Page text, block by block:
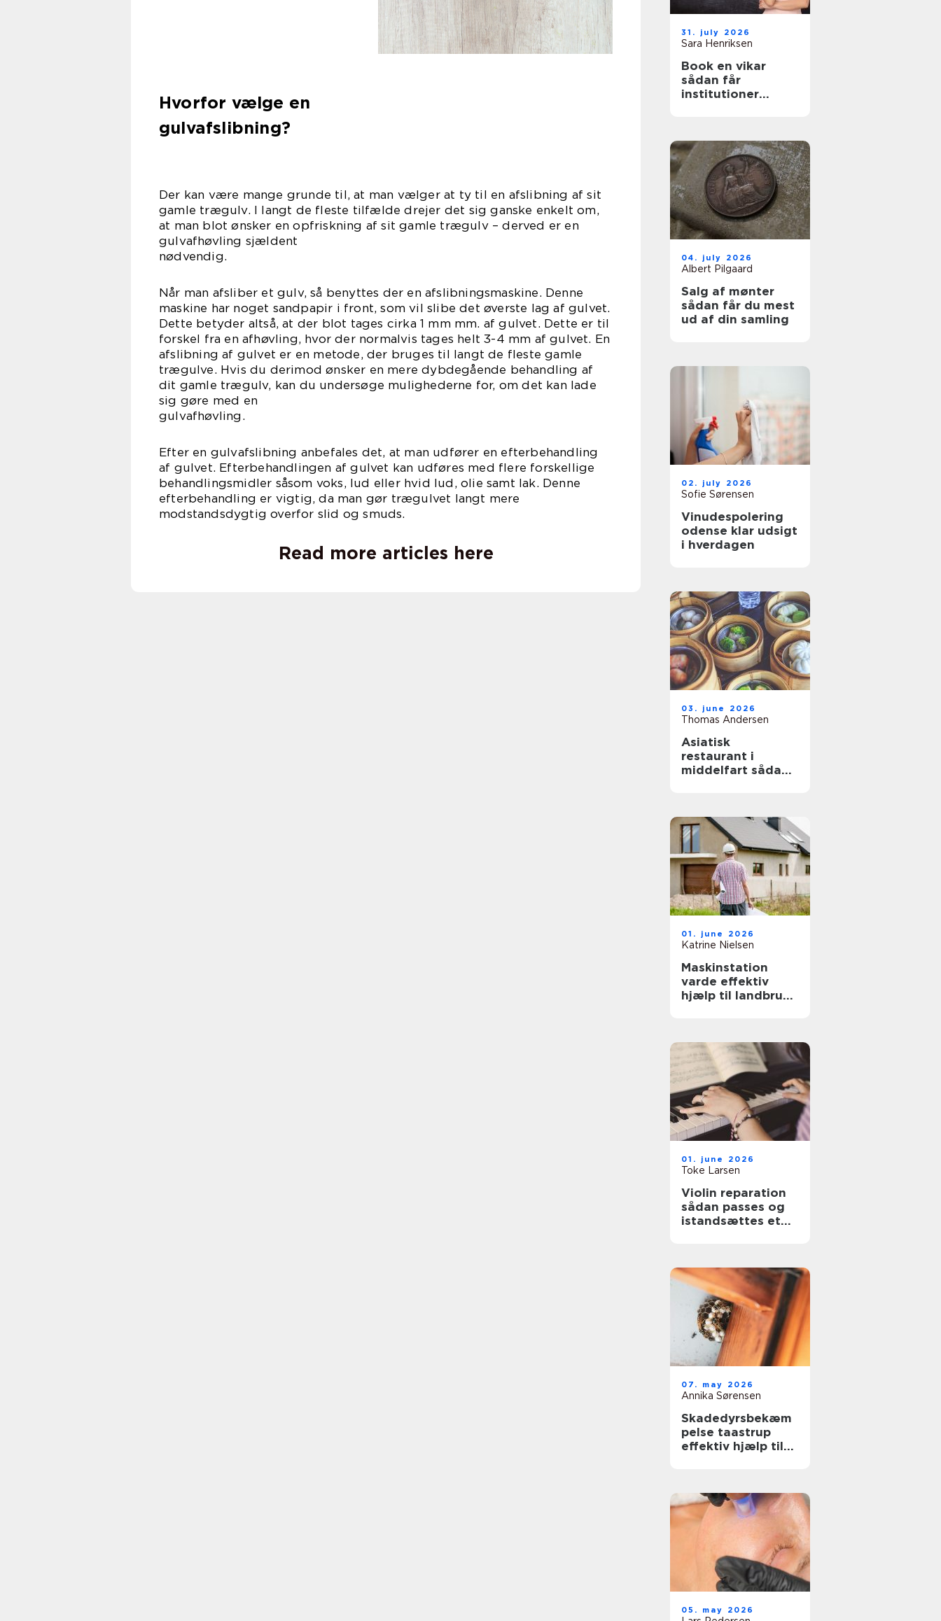
Hvorfor vælge en
gulvafslibning?
Der kan være mange grunde til, at man vælger at ty til en afslibning af sit
gamle trægulv. I langt de fleste tilfælde drejer det sig ganske enkelt om,
at man blot ønsker en opfriskning af sit gamle trægulv – derved er en
gulvafhøvling sjældent
nødvendig.
Når man afsliber et gulv, så benyttes der en afslibningsmaskine. Denne
maskine har noget sandpapir i front, som vil slibe det øverste lag af gulvet.
Dette betyder altså, at der blot tages cirka 1 mm mm. af gulvet. Dette er til
forskel fra en afhøvling, hvor der normalvis tages helt 3-4 mm af gulvet. En
afslibning af gulvet er en metode, der bruges til langt de fleste gamle
trægulve. Hvis du derimod ønsker en mere dybdegående behandling af
dit gamle trægulv, kan du undersøge mulighederne for, om det kan lade
sig gøre med en
gulvafhøvling.
Efter en gulvafslibning anbefales det, at man udfører en efterbehandling
af gulvet. Efterbehandlingen af gulvet kan udføres med flere forskellige
behandlingsmidler såsom voks, lud eller hvid lud, olie samt lak. Denne
efterbehandling er vigtig, da man gør trægulvet langt mere
modstandsdygtig overfor slid og smuds.
Read more articles here
31. july 2026
Sara Henriksen
Book en vikar
sådan får
institutioner
04. july 2026
Albert Pilgaard
Salg af mønter
sådan får du mest
ud af din samling
02. july 2026
Sofie Sørensen
Vinudespolering
odense klar udsigt
i hverdagen
03. june 2026
Thomas Andersen
Asiatisk
restaurant i
middelfart sådan
01. june 2026
Katrine Nielsen
Maskinstation
varde effektiv
hjælp til landbrug
01. june 2026
Toke Larsen
Violin reparation
sådan passes og
istandsættes et
07. may 2026
Annika Sørensen
Skadedyrsbekæm
pelse taastrup
effektiv hjælp til
05. may 2026